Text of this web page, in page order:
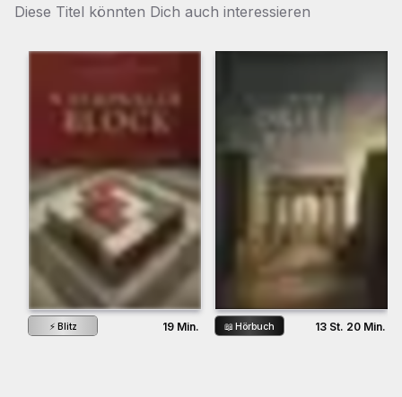
Diese Titel könnten Dich auch interessieren
⚡ Blitz 19 Min. 📖 Hörbuch 13 St. 20 Min.